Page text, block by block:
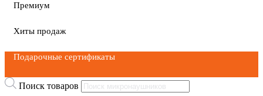
Премиум
Хиты продаж
Подарочные сертификаты
Поиск товаров